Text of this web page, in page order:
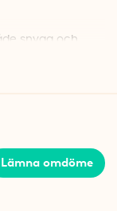
snygg och
plaggen på
Lämna omdöme